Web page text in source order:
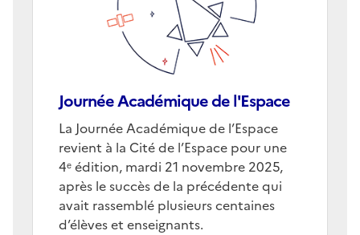
Journée Académique de l'Espace
Corps
La Journée Académique de l’Espace
revient à la Cité de l’Espace pour une
4ᵉ édition, mardi 21 novembre 2025,
après le succès de la précédente qui
avait rassemblé plusieurs centaines
d’élèves et enseignants.